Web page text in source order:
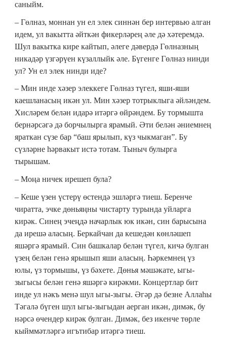
саныйм.
– Гөлназ, моннан ун ел элек синнән бер интервью алган
идем, ул вакытта әйткән фикерләрең әле дә хәтеремдә.
Шул вакытка кире кайтып, әлеге дәвердә Гөлназның
никадәр үзгәрүен күзаллыйк әле. Бүгенге Гөлназ нинди
ул? Ун ел элек нинди иде?
– Мин инде хәзер элеккеге Гөлназ түгел, яши-яши
каешланасың икән ул. Мин хәзер тотрыклыга әйләндем.
Хисләрем белән идарә итәргә өйрәндем. Бу тормышта
бернәрсәгә дә борчылырга ярамый. Әти белән әниемнең
яраткан сүзе бар “баш ярылып, күз чыкмаган”. Бу
сүзләрне һәрвакыт истә тотам. Тыныч булырга
тырышам.
– Моңа ничек ирешеп була?
– Кеше үзен үстерү өстендә эшләргә тиеш. Беренче
чиратта, эчке дөньяңны чистарту турында уйларга
кирәк. Синең эчеңдә начарлык юк икән, син барысына
да ирешә аласың. Беркайчан да кешедән көнләшеп
яшәргә ярамый. Син башкалар белән түгел, кичә булган
үзең белән генә ярышып яши аласың. Һәркемнең үз
юлы, үз тормышы, үз бәхете. Дөнья мәшәкате, ыгы-
зыгысы белән генә яшәргә кирәкми. Концертлар бит
инде ул нәкъ менә шул ыгы-зыгы. Әгәр дә безне Аллаһы
Тәгалә бүген шул ыгы-зыгыдан аерган икән, димәк, бу
нәрсә өчендер кирәк булган. Димәк, без икенче төрле
кыйммәтләргә игътибар итәргә тиеш.